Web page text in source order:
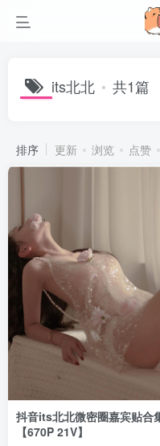
its北北 共1篇
排序 更新 浏览 点赞
抖音its北北微密圈嘉宾贴合
【670P 21V】